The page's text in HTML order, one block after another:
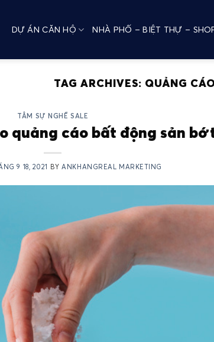
DỰ ÁN CĂN HỘ NHÀ PHỐ – BIỆT THỰ –
TAG ARCHIVES: QUẢNG
TÂM SỰ NGHỀ SALE
quảng cáo bất động sản
9 18, 2021 BYANKHANGREAL MARKETING